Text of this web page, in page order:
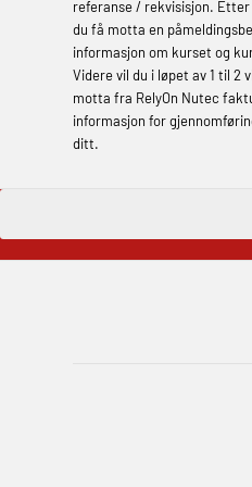
learning
med adaptive e-
Helicopter
Additional Basic
referanse / rekvisisjon. Etter
du få motta en
informasjon om kurset og
Videre vil du i løpet av 1 til 2
motta fra RelyOn Nutec
informasjon for
ditt.